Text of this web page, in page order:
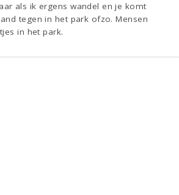
als ik ergens wandel en je komt
tegen in het park ofzo. Mensen
in het park.